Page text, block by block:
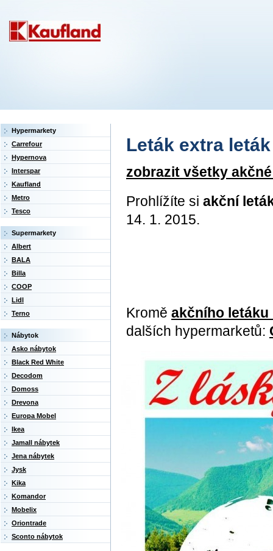
Leták extra
zobrazit všetky
Prohlížíte si akční
14. 1. 2015.
Kromě akčního letáku
dalších hypermarketů:
Hypermarkety
Carrefour
Hypernova
Interspar
Kaufland
Metro
Tesco
Supermarkety
Albert
BALA
Billa
COOP
Lidl
Terno
Nábytok
Asko nábytok
Black Red White
Decodom
Domoss
Drevona
Europa Mobel
Ikea
Jamall nábytek
Jena nábytek
Jysk
Kika
Komandor
Mobelix
Oriontrade
Sconto nábytok